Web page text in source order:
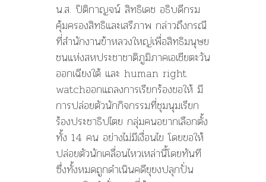
น.ส. ปิติกาญจน์ สิทธิเดช อธิบดีกรม
คุ้มครองสิทธิและเสรีภาพ กล่าวถึงกรณี
ที่สำนักงานข้าหลวงใหญ่เพื่อสิทธิมนุษย
ชนแห่งสหประชาชาติภูมิภาคเอเชียตะวัน
ออกเฉียงใต้ และ human right
watchออกแถลงการเรียกร้องขอให้ มี
การปล่อยตัวนักกิจกรรมที่ชุมนุมเรียก
ร้องประชาธิปไตย กลุ่มคนอยากเลือกตั้ง
ทั้ง 14 คน อย่างไม่มีเงื่อนไข โดยขอให้
ปล่อยตัวนักเคลื่อนไหวเหล่านี้โดยทันที
ซึ่งทั้งหมดถูกดำเนินคดียุยงปลุกปั่น